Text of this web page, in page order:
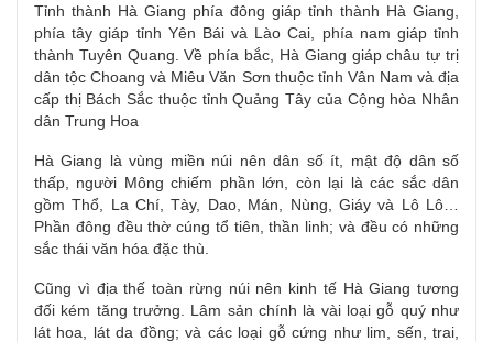
Tỉnh thành Hà Giang phía đông giáp tỉnh thành Hà Giang,
phía tây giáp tỉnh Yên Bái và Lào Cai, phía nam giáp tỉnh
thành Tuyên Quang. Về phía bắc, Hà Giang giáp châu tự trị
dân tộc Choang và Miêu Văn Sơn thuộc tỉnh Vân Nam và địa
cấp thị Bách Sắc thuộc tỉnh Quảng Tây của Cộng hòa Nhân
dân Trung Hoa
Hà Giang là vùng miền núi nên dân số ít, mật độ dân số
thấp, người Mông chiếm phần lớn , còn lại là các sắc dân
gồm Thổ, La Chí, Tày, Dao, Mán, Nùng, Giáy và Lô Lô…
Phần đông đều thờ cúng tổ tiên, thần linh; và đều có những
sắc thái văn hóa đặc thù.
Cũng vì địa thế toàn rừng núi nên kinh tế Hà Giang tương
đối kém tăng trưởng . Lâm sản chính là vài loại gỗ quý như
lát hoa, lát da đồng; và các loại gỗ cứng như lim, sến, trai,